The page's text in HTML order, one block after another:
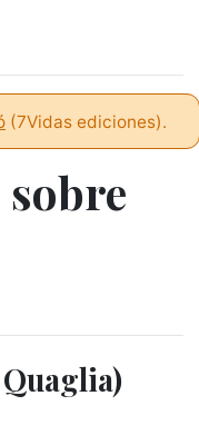
(7Vidas ediciones).